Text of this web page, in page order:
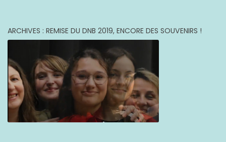
ARCHIVES : REMISE DU DNB 2019, ENCORE DES SOUVENIRS !